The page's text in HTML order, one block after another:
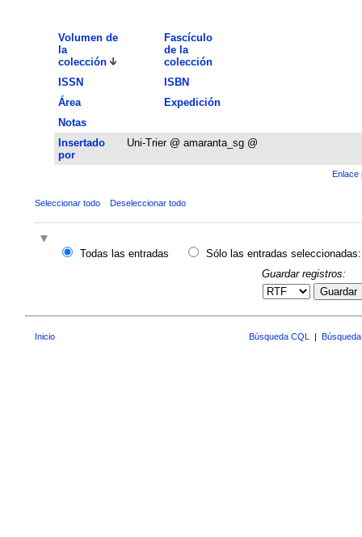
Volumen de
la
colección
Fascículo
de la
colección
ISSN
ISBN
Área
Expedición
Notas
Insertado
por
Uni-Trier @ amaranta_sg @
Enlace
Seleccionar todo Deseleccionar todo
Todas las entradas
Sólo las entradas seleccionadas:
Guardar registros:
Guardar
Inicio Búsqueda CQL